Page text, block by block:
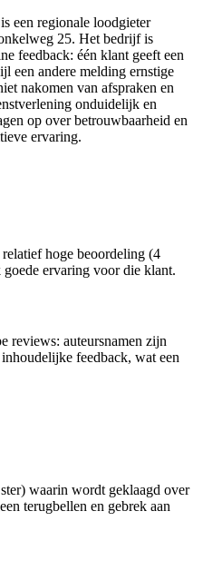
een regionale loodgieter
25. Het bedrijf is
feedback: één klant geeft een
een andere melding ernstige
nakomen van afspraken en
onduidelijk en
op over betrouwbaarheid en
ervaring.
hoge beoordeling (4
ervaring voor die klant.
reviews: auteursnamen zijn
feedback, wat een
waarin wordt geklaagd over
terugbellen en gebrek aan